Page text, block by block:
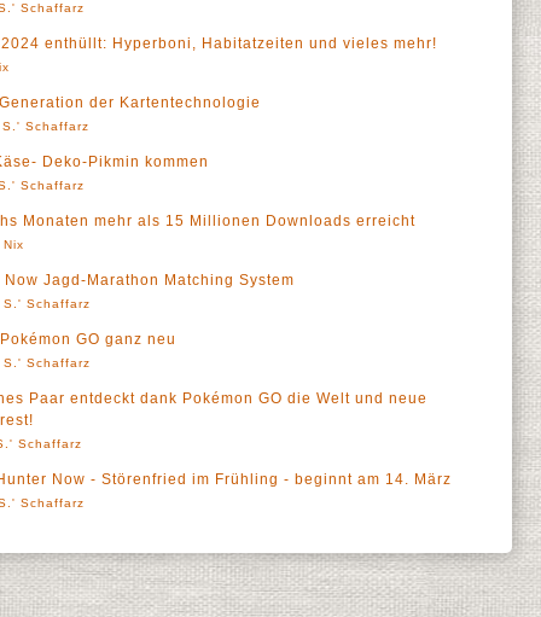
Schaffarz
enthüllt: Hyperboni, Habitatzeiten und vieles mehr!
der Kartentechnologie
S.' Schaffarz
Deko-Pikmin kommen
Schaffarz
Monaten mehr als 15 Millionen Downloads erreicht
Jagd-Marathon Matching System
S.' Schaffarz
GO ganz neu
S.' Schaffarz
Paar entdeckt dank Pokémon GO die Welt und neue
Schaffarz
Now - Störenfried im Frühling - beginnt am 14. März
Schaffarz